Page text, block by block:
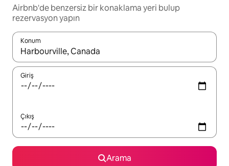
Airbnb'de benzersiz bir konaklama yeri bulup
rezervasyon yapın
Konum
Sonuçlar kullanılabilir olduğunda yukarı ve aşağı oklarıyla
Giriş
Çıkış
Arama